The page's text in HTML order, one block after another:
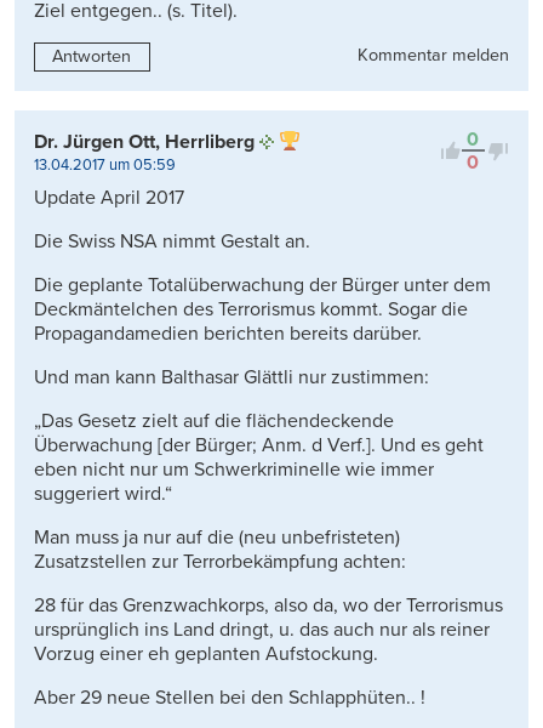
Ziel entgegen.. (s. Titel).
Antworten Kommentar melden
0
0
Dr. Jürgen Ott, Herrliberg
13.04.2017 um 05:59
Update April 2017
Die Swiss NSA nimmt Gestalt an.
Die geplante Totalüberwachung der Bürger unter dem
Deckmäntelchen des Terrorismus kommt. Sogar die
Propagandamedien berichten bereits darüber.
Und man kann Balthasar Glättli nur zustimmen:
„Das Gesetz zielt auf die flächendeckende
Überwachung [der Bürger; Anm. d Verf.]. Und es geht
eben nicht nur um Schwerkriminelle wie immer
suggeriert wird.“
Man muss ja nur auf die (neu unbefristeten)
Zusatzstellen zur Terrorbekämpfung achten:
28 für das Grenzwachkorps, also da, wo der Terrorismus
ursprünglich ins Land dringt, u. das auch nur als reiner
Vorzug einer eh geplanten Aufstockung.
Aber 29 neue Stellen bei den Schlapphüten.. !